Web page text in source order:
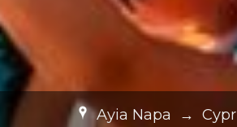
Ayia Napa → Cypr